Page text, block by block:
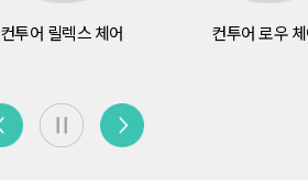
컨투어 릴렉스 체어 컨투어 로우